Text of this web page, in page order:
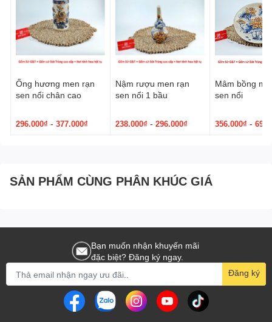
Ống hương men rạn
sen nổi chân cao
296.000₫ - 377.000₫
Nậm rượu men rạn
sen nổi 1 bầu
238.000₫ - 296.000₫
Mâm bồng
sen nổi
356.000₫ -
SẢN PHẨM CÙNG PHÂN KHÚC GIÁ
Bạn muốn nhận khuyến mãi
đặc biệt? Đăng ký ngay.
Đăng ký